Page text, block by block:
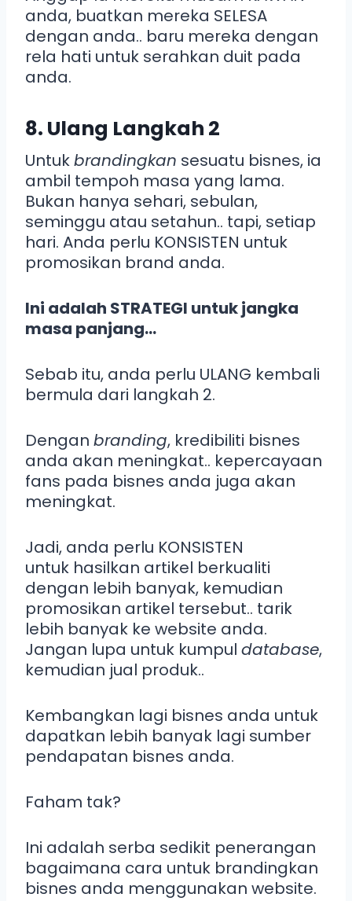
anda, buatkan mereka SELESA
dengan anda.. baru mereka dengan
rela hati untuk serahkan duit pada
anda.
8. Ulang Langkah 2
Untukbrandingkan sesuatu bisnes, ia
ambil tempoh masa yang lama.
Bukan hanya sehari, sebulan,
seminggu atau setahun.. tapi, setiap
hari. Anda perlu KONSISTEN untuk
promosikan brand anda.
Ini adalah STRATEGI untuk jangka
masa panjang…
Sebab itu, anda perlu ULANG kembali
bermula dari langkah 2.
Dengan branding, kredibiliti bisnes
anda akan meningkat.. kepercayaan
fans pada bisnes anda juga akan
meningkat.
Jadi, anda perlu KONSISTEN
untuk hasilkan artikel berkualiti
dengan lebih banyak, kemudian
promosikan artikel tersebut.. tarik
lebih banyak ke website anda.
Jangan lupa untuk kumpul database,
kemudian jual produk..
Kembangkan lagi bisnes anda untuk
dapatkan lebih banyak lagi sumber
pendapatan bisnes anda.
Faham tak?
Ini adalah serba sedikit penerangan
bagaimana cara untuk brandingkan
bisnes anda menggunakan website.